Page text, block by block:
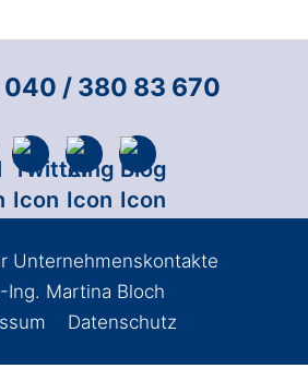
040 / 380 83 670
Unternehmenskontakte
Ing. Martina Bloch
Datenschutz